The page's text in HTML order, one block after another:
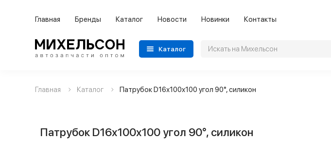
Главная Бренды Каталог Новости Новинки Контакты
Каталог
Применяемость
Категории автозапчастей
Главная Каталог Патрубок D16х100х100 угол 90°, силикон
Патрубок D16х100х100 угол 90°, силикон